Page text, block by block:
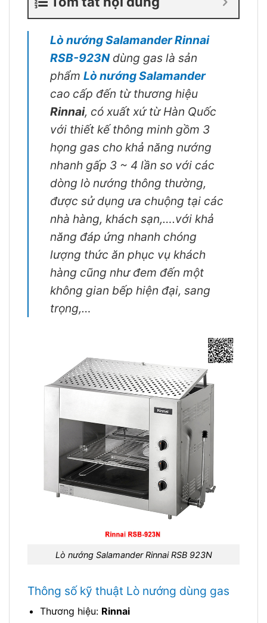
Lò nướng Salamander Rinnai
RSB-923Ndùng gas là sản
phẩm Lò nướng Salamander
cao cấp đến từ thương hiệu
Rinnai, có xuất xứ từ Hàn Quốc
với thiết kế thông minh gồm 3
họng gas cho khả năng nướng
nhanh gấp 3 ~ 4 lần so với các
dòng lò nướng thông thường,
được sử dụng ưa chuộng tại các
nhà hàng, khách sạn,….với khả
năng đáp ứng nhanh chóng
lượng thức ăn phục vụ khách
hàng cũng như đem đến một
không gian bếp hiện đại, sang
trọng,…
Lò nướng Salamander Rinnai RSB 923N
Thông số kỹ thuật Lò nướng dùng gas
Thương hiệu: Rinnai